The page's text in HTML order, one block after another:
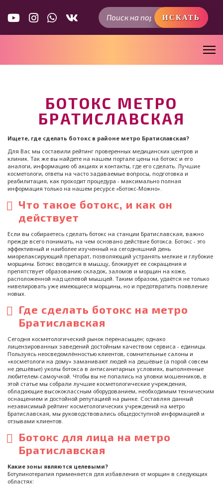
Искать...
ИСКАТЬ
БОТОКС МЕТРО
БРАТИСЛАВСКАЯ
Ищете, где сделать ботокс в районе метро Братиславская?
Для Вас мы составили рейтинг проверенных медицинских центров и
клиник. Так же вы найдете на нашем портале цены на ботокс и его
аналоги, информацию об акциях и контакты, где его сделать. Лучшие
косметологи, ответы на часто задаваемые вопросы, подготовка и
реабилитация, как проходит процедура - максимально полная
информация только на нашем ресурсе «Ботокс-Можно».
Что такое ботокс, и как он
действует
Если вы собираетесь сделать ботокс на станции Братиславская, важно
прежде всего понимать, на чем основано действие ботокса. Ботокс - это
эффективный и наиболее изученный на сегодняшний день
миорелаксирующий препарат, позволяющий устранять мелкие и глубокие
морщины. Ботокс вводится в мышцу, блокирует ее сокращения и
препятствует образованию складок, заломов и морщин на коже,
расположенной над целевой мышцей. Таким образом, удаётся не только
нивелировать уже имеющиеся морщины, но и предотвратить появление
новых.
Где сделать ботокс на метро
Братиславская
Сегодня косметологический рынок перенасыщен; однако
лицензированных заведений достойным качеством сервиса - единицы.
Пользуясь неосведомлённостью клиентов, сомнительные салоны и
«косметологи на дому» заманивают людей на дешёвые (а порой совсем
не дешёвые) уколы ботокса в антисанитарных условиях, выполненные
любителем-самоучкой. Чтобы вы не попались на уловки мошенников, в
этой статье мы собрали лучшие косметологические учреждения,
обладающие высококлассным оборудованием, необходимым техническим
оснащением и достойной репутацией на рынке. Составляя данный
независимый рейтинг косметологических учреждений на метро
Братиславская, мы руководствовались общедоступной информацией и
отзывами клиентов.
Ботокс для лица на метро
Братиславская
Какие зоны являются целевыми?
Ботулинотерапия применяется для избавления от морщин в следующих
областях: